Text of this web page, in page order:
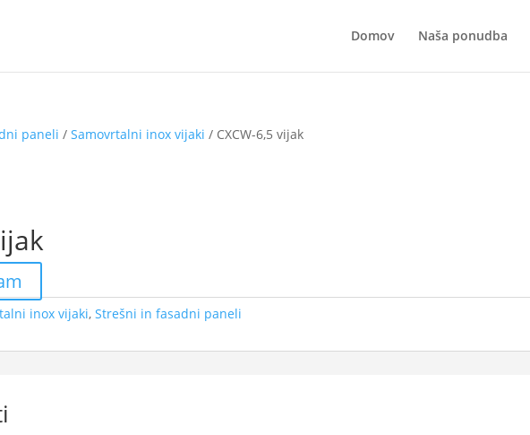
Domov Naša ponudba
paneli /Samovrtalni inox vijaki / CXCW-6,5 vijak
inox vijaki,Strešni in fasadni paneli